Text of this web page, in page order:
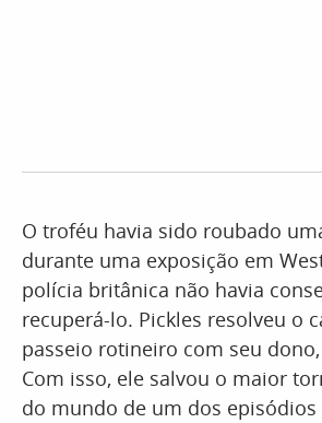
O troféu havia sido roubado
durante uma exposição em
polícia britânica não havia
recuperá-lo. Pickles resolveu o
passeio rotineiro com seu
Com isso, ele salvou o maior
do mundo de um dos episódios